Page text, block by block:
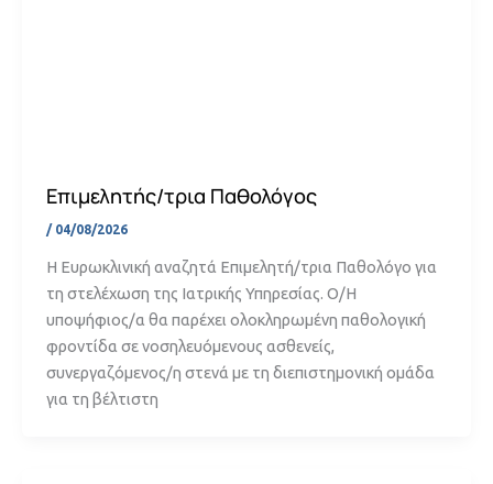
Επιμελητής/τρια Παθολόγος
/ 04/08/2026
Η Ευρωκλινική αναζητά Επιμελητή/τρια Παθολόγο για
τη στελέχωση της Ιατρικής Υπηρεσίας. Ο/Η
υποψήφιος/α θα παρέχει ολοκληρωμένη παθολογική
φροντίδα σε νοσηλευόμενους ασθενείς,
συνεργαζόμενος/η στενά με τη διεπιστημονική ομάδα
για τη βέλτιστη